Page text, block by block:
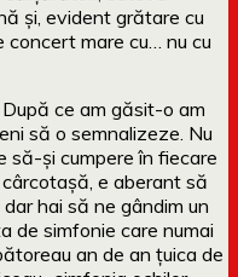
și, evident grătare cu
concert mare cu… nu cu
ce am găsit-o am
să o semnalizeze. Nu
să-și cumpere în fiecare
e aberant să
hai să ne gândim un
de simfonie care numai
an de an țuica de